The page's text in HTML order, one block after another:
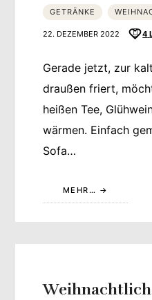
GETRÄNKE
22. DEZEMBER 2022 4
Gerade jetzt, zur
draußen friert,
heißen Tee,
wärmen. Einfach
Sofa…
MEHR…